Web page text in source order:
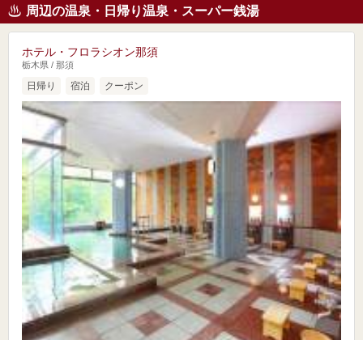
周辺の温泉・日帰り温泉・スーパー銭湯
ホテル・フロラシオン那須
栃木県 / 那須
日帰り 宿泊 クーポン